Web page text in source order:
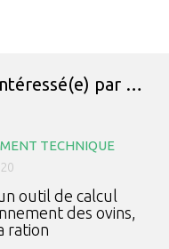
par …
TECHNIQUE
outil de calcul
des ovins,
ration